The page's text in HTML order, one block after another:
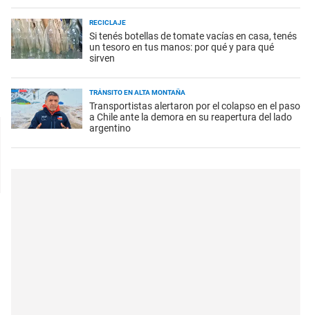
RECICLAJE
Si tenés botellas de tomate vacías en casa, tenés
un tesoro en tus manos: por qué y para qué
sirven
TRÁNSITO EN ALTA MONTAÑA
Transportistas alertaron por el colapso en el paso
a Chile ante la demora en su reapertura del lado
argentino